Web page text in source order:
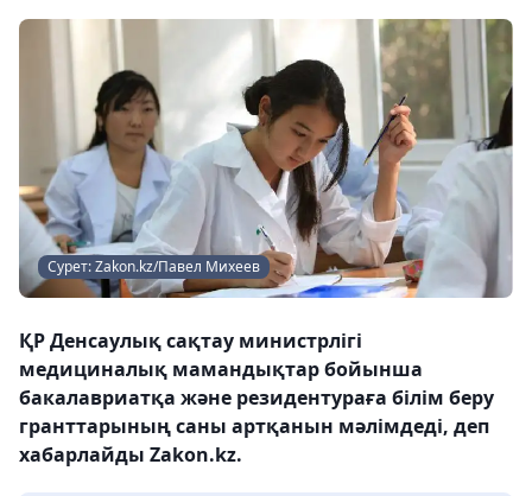
Сурет: Zakon.kz/Павел Михеев
ҚР Денсаулық сақтау министрлігі
медициналық мамандықтар бойынша
бакалавриатқа және резидентураға білім беру
гранттарының саны артқанын мәлімдеді, деп
хабарлайды Zakon.kz.